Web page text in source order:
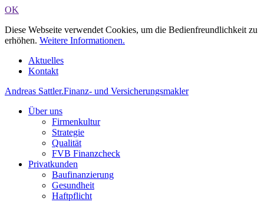
OK
Diese Webseite verwendet Cookies, um die Bedienfreundlichkeit zu
erhöhen. Weitere Informationen.
Aktuelles
Kontakt
Andreas Sattler.Finanz- und Versicherungsmakler
Über uns
Firmenkultur
Strategie
Qualität
FVB Finanzcheck
Privatkunden
Baufinanzierung
Gesundheit
Haftpflicht